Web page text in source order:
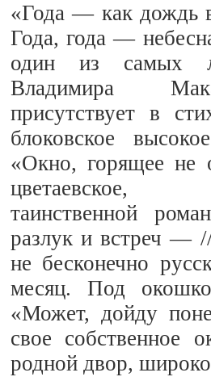
«Года — как дождь
Года, года —
один из самых
Владимира
присутствует в
блоковское
«Окно, горящее не
цветаевское,
таинственной
разлук и встреч —
не бесконечно
месяц. Под
«Может, дойду
свое собственное
родной двор,